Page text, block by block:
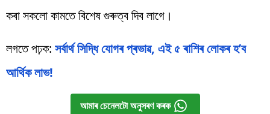
কৰা সকলো কামতে বিশেষ গুৰুত্ব দিব লাগে।
লগতে পঢ়ক: সৰ্বাৰ্থ সিদ্ধি যোগৰ প্ৰভাৱ, এই ৫ ৰাশিৰ লোকৰ হ’ব
আৰ্থিক লাভ!
আমাৰ চেনেলটো অনুসৰণ কৰক